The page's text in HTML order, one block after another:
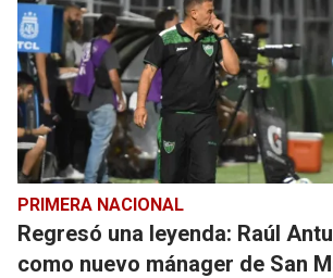
PRIMERA NACIONAL
Regresó una leyenda: Raúl
como nuevo mánager de San